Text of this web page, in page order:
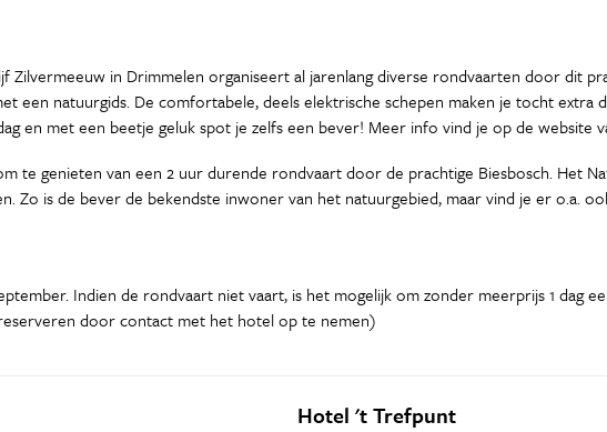
Zilvermeeuw in Drimmelen organiseert al jarenlang diverse rondvaarten door dit
een natuurgids. De comfortabele, deels elektrische schepen maken je tocht
en met een beetje geluk spot je zelfs een bever! Meer info vind je op de website
te genieten van een 2 uur durende rondvaart door de prachtige Biesbosch. Het
Zo is de bever de bekendste inwoner van het natuurgebied, maar vind je er o.a.
Indien de rondvaart niet vaart, is het mogelijk om zonder meerprijs 1 dag
door contact met het hotel op te nemen)
Hotel 't Trefpunt